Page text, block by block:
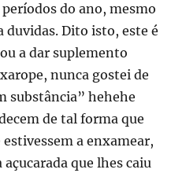
do ano, mesmo
Dito isto, este é
a dar suplemento
nunca gostei de
substância” hehehe
de tal forma que
estivessem a enxamear,
que lhes caiu